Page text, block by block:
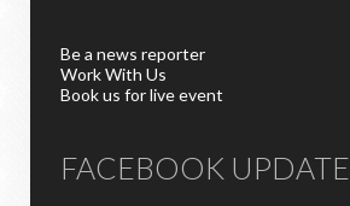
Be a news reporter
Work With Us
Book us for live event
FACEBOOK UPDATE